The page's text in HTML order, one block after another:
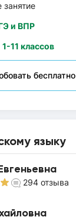
занятие
и ВПР
1-11 классов
бесплатно
языку
294 отзыва